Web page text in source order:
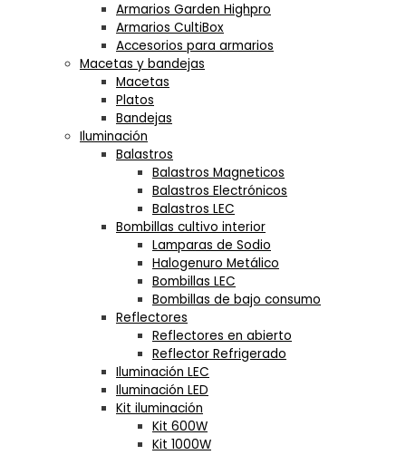
Armarios Garden Highpro
Armarios CultiBox
Accesorios para armarios
Macetas y bandejas
Macetas
Platos
Bandejas
Iluminación
Balastros
Balastros Magneticos
Balastros Electrónicos
Balastros LEC
Bombillas cultivo interior
Lamparas de Sodio
Halogenuro Metálico
Bombillas LEC
Bombillas de bajo consumo
Reflectores
Reflectores en abierto
Reflector Refrigerado
Iluminación LEC
Iluminación LED
Kit iluminación
Kit 600W
Kit 1000W